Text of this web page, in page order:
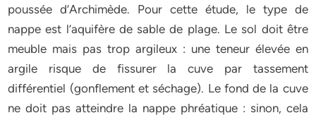
poussée d’Archimède. Pour cette étude, le type de
nappe est l’aquifère de sable de plage. Le sol doit être
meuble mais pas trop argileux : une teneur élevée en
argile risque de fissurer la cuve par tassement
différentiel (gonflement et séchage). Le fond de la cuve
ne doit pas atteindre la nappe phréatique : sinon, cela